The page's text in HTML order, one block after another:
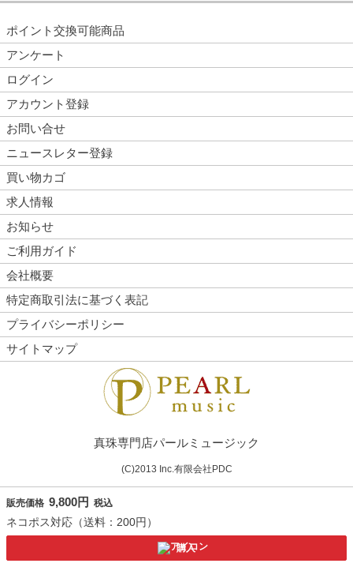
販売価格 9,800円 税込
ネコポス対応（送料：200円）
購入
ポイント交換可能商品
アンケート
ログイン
アカウント登録
お問い合せ
ニュースレター登録
買い物カゴ
求人情報
お知らせ
ご利用ガイド
会社概要
特定商取引法に基づく表記
プライバシーポリシー
サイトマップ
真珠専門店パールミュージック
(C)2013 Inc.有限会社PDC